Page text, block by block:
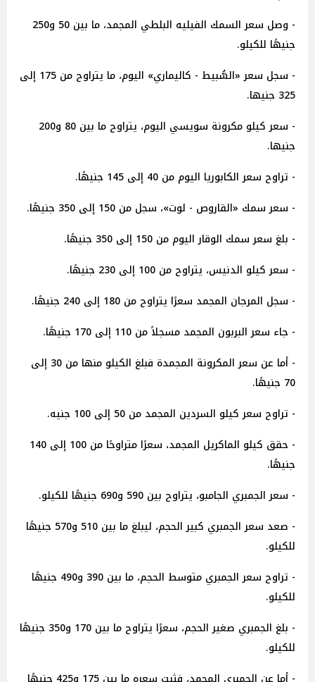
- وصل سعر السمك الفيليه البلطي المجمد، ما بين 50 و250
جنيهًا للكيلو.
- سجل سعر «السُّبيط - كاليماري» اليوم، ما يتراوح من 175 إلى
325 جنيها.
- سعر كيلو مكرونة سويسي اليوم، يتراوح ما بين 80 و200
جنيها.
- تراوح سعر الكابوريا اليوم من 40 إلى 145 جنيهًا.
- سعر سمك «القاروص - لوت»، سجل من 150 إلى 350 جنيهًا.
- بلغ سعر سمك الوقار اليوم من 150 إلى 350 جنيهًا.
- سعر كيلو الدنيس، يتراوح من 100 إلى 230 جنيهًا.
- سجل المرجان المجمد سعرًا يتراوح من 180 إلى 240 جنيهًا.
- جاء سعر البربون المجمد مسجلاً من 110 إلى 170 جنيهًا.
- أما عن سعر المكرونة المجمدة فبلغ الكيلو منها من 30 إلى
70 جنيهًا.
- تراوح سعر كيلو السردين المجمد من 50 إلى 100 جنيه.
- حقق كيلو الماكريل المجمد، سعرًا متراوحًا من 100 إلى 140
جنيهًا.
- سعر الجمبري الجامبو، يتراوح بين 590 و690 جنيهًا للكيلو.
- صعد سعر الجمبري كبير الحجم، ليبلغ ما بين 510 و570 جنيهًا
للكيلو.
- تراوح سعر الجمبري متوسط الحجم، ما بين 390 و490 جنيهًا
للكيلو.
- بلغ الجمبري صغير الحجم، سعرًا يتراوح ما بين 170 و350 جنيهًا
للكيلو.